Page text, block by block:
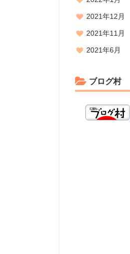
2021年12月
2021年11月
2021年6月
ブログ村